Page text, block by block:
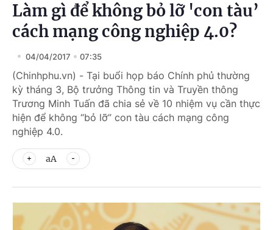
Làm gì để không bỏ lỡ 'con tàu’
cách mạng công nghiệp 4.0?
04/04/2017 07:35
(Chinhphu.vn) - Tại buổi họp báo Chính phủ thường
kỳ tháng 3, Bộ trưởng Thông tin và Truyền thông
Trương Minh Tuấn đã chia sẻ về 10 nhiệm vụ cần thực
hiện để không “bỏ lỡ” con tàu cách mạng công
nghiệp 4.0.
aA